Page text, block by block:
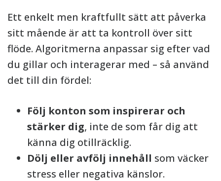
Ett enkelt men kraftfullt sätt att påverka
sitt mående är att ta kontroll över sitt
flöde. Algoritmerna anpassar sig efter vad
du gillar och interagerar med – så använd
det till din fördel:
Följ konton som inspirerar och
stärker dig, inte de som får dig att
känna dig otillräcklig.
Dölj eller avfölj innehåll som väcker
stress eller negativa känslor.